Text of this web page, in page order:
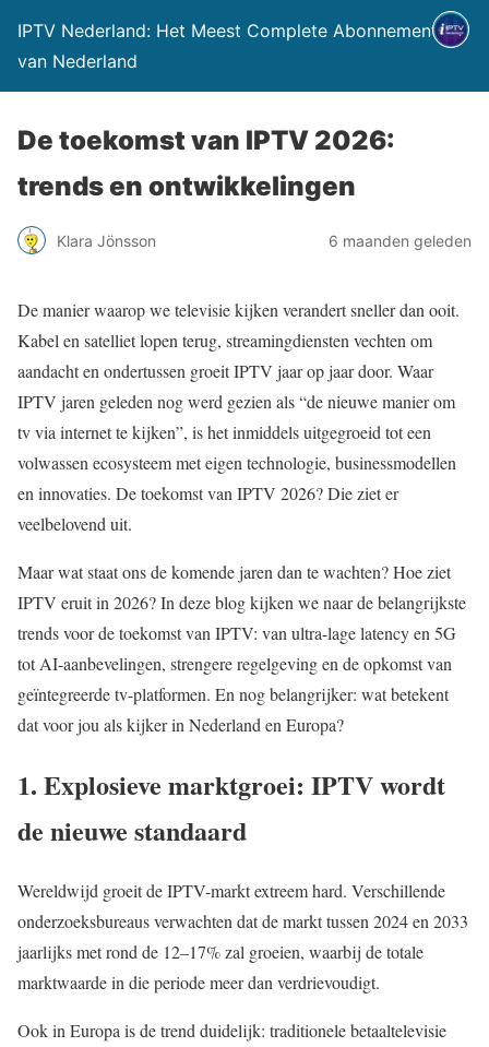
IPTV Nederland: Het Meest Complete Abonnement
van Nederland
De toekomst van IPTV 2026:
trends en ontwikkelingen
Klara Jönsson 6 maanden geleden
De manier waarop we televisie kijken verandert sneller dan ooit.
Kabel en satelliet lopen terug, streamingdiensten vechten om
aandacht en ondertussen groeit IPTV jaar op jaar door. Waar
IPTV jaren geleden nog werd gezien als “de nieuwe manier om
tv via internet te kijken”, is het inmiddels uitgegroeid tot een
volwassen ecosysteem met eigen technologie, businessmodellen
en innovaties. De toekomst van IPTV 2026? Die ziet er
veelbelovend uit.
Maar wat staat ons de komende jaren dan te wachten? Hoe ziet
IPTV eruit in 2026? In deze blog kijken we naar de belangrijkste
trends voor de toekomst van IPTV: van ultra-lage latency en 5G
tot AI-aanbevelingen, strengere regelgeving en de opkomst van
geïntegreerde tv-platformen. En nog belangrijker: wat betekent
dat voor jou als kijker in Nederland en Europa?
1. Explosieve marktgroei: IPTV wordt
de nieuwe standaard
Wereldwijd groeit de IPTV-markt extreem hard. Verschillende
onderzoeksbureaus verwachten dat de markt tussen 2024 en 2033
jaarlijks met rond de 12–17% zal groeien, waarbij de totale
marktwaarde in die periode meer dan verdrievoudigt.
Ook in Europa is de trend duidelijk: traditionele betaaltelevisie